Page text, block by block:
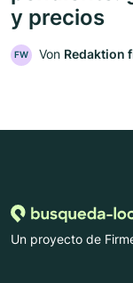
y precios
FW Von Redaktion
Un proyecto de